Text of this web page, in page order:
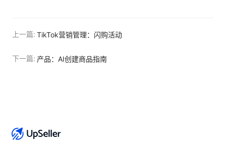
上一篇: TikTok营销管理：闪购活动
下一篇: 产品：AI创建商品指南